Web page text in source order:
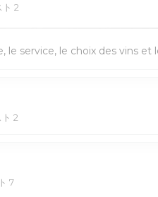
ト 2
le service, le choix des vins et
2
7